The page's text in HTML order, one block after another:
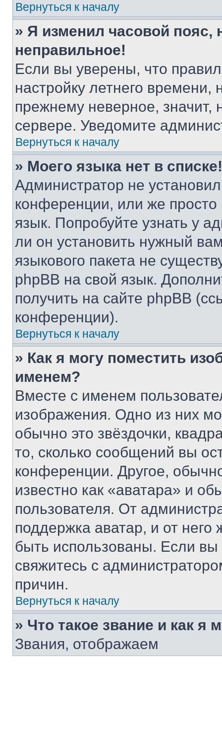
Вернуться к началу
» Я изменил часовой пояс,
неправильное!
Если вы уверены, что
настройку летнего
прежнему неверное, значит,
сервере. Уведомите
Вернуться к началу
» Моего языка нет в списке!
Администратор не
конференции, или же
язык. Попробуйте узнать у
ли он установить нужный
языкового пакета не
phpBB на свой язык.
получить на сайте phpBB
конференции).
Вернуться к началу
» Как я могу поместить
именем?
Вместе с именем
изображения. Одно из них
обычно это звёздочки,
то, сколько сообщений вы
конференции. Другое,
известно как «аватара» и
пользователя. От
поддержка аватар, и от него
быть использованы. Если
свяжитесь с
причин.
Вернуться к началу
» Что такое звание и как я
Звания, отображаем